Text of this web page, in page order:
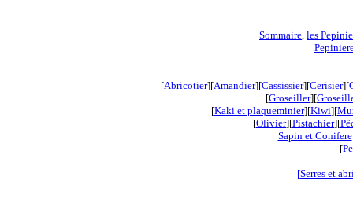
Sommaire, les
[Abricotier][Amandier][Cassissier][Cerisier][
[Groseiller][
[Kaki et plaqueminier][Kiwi][
[Olivier][Pistachier][
Sapin et Conifere
[
[Serres et